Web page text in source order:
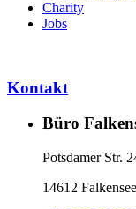
Charity
Jobs
Kontakt
Büro
Potsdamer Str.
14612 Falkensee